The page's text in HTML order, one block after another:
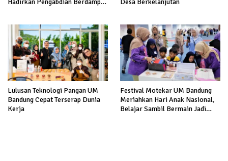
Hadirkan Pengabdian Berdampak
Desa Berkelanjutan
Lulusan Teknologi Pangan UM
Bandung Cepat Terserap Dunia
Kerja
Festival Motekar UM Bandung
Meriahkan Hari Anak Nasional,
Belajar Sambil Bermain Jadi